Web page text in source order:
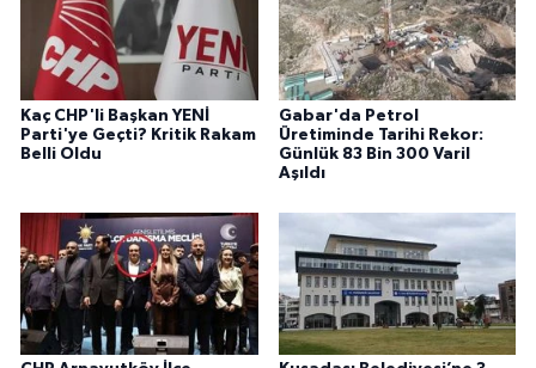
Kaç CHP'li Başkan YENİ
Parti'ye Geçti? Kritik Rakam
Belli Oldu
Gabar'da Petrol
Üretiminde Tarihi Rekor:
Günlük 83 Bin 300 Varil
Aşıldı